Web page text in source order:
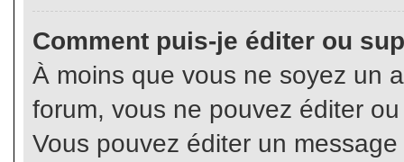
Comment puis-je éditer ou
À moins que vous ne soyez un
forum, vous ne pouvez éditer
Vous pouvez éditer un